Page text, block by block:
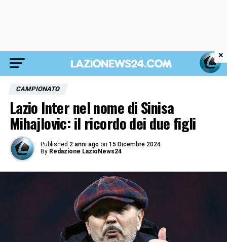
CAMPIONATO
Lazio Inter nel nome di Sinisa
Mihajlovic: il ricordo dei due figli
Published 2 anni ago on 15 Dicembre 2024
By Redazione LazioNews24
×